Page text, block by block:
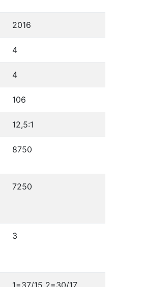
2016
4
4
106
12,5:1
8750
7250
3
1=37/15 2=30/17